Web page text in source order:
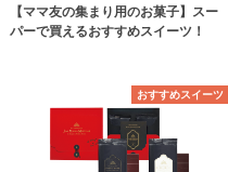
【ママ友の集まり用のお菓子】スー
パーで買えるおすすめスイーツ！
おすすめスイーツ